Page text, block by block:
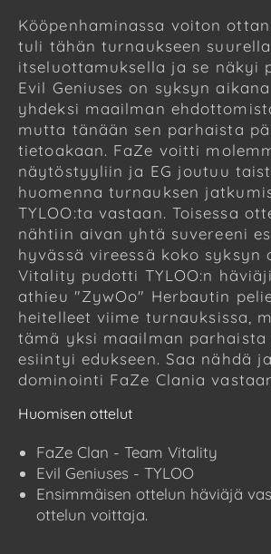
Kööpenhaminassa voiton
tuli tähän turnaukseen suurella
itseluottamuksella ja se näkyi
Evil Geniuses on syksyn
yhdeksi maailman
mutta tänään sen parhaista
tietoakaan. FaZe voitti
näytöstyyliin ja EG joutuu
huomenna turnauksen
TYLOO:ta vastaan. Toisessa
nähtiin aivan yhtä suvereeni
hyvässä vireessä koko syksyn
Vitality pudotti TYLOO:n
athieu "ZywOo" Herbautin
heitelleet viime turnauksissa,
tämä yksi maailman parhaista
esiintyi edukseen. Saa nähdä
dominointi FaZe Clania
Huomisen ottelut
FaZe Clan - Team Vitality
Evil Geniuses - TYLOO
Ensimmäisen ottelun häviäjä
ottelun voittaja.